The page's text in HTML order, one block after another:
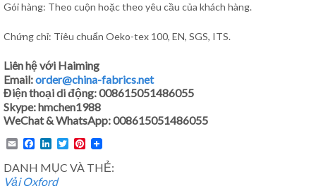
Gói hàng: Theo cuộn hoặc theo yêu cầu của khách hàng.
Chứng chỉ: Tiêu chuẩn Oeko-tex 100, EN, SGS, ITS.
Liên hệ với Haiming
Email:order@china-fabrics.net
Điện thoại di động: 008615051486055
Skype: hmchen1988
WeChat & WhatsApp: 008615051486055
EmailFacebook
LinkedIn
TwitterPinterest
DANH MỤC VÀ THẺ:
Vải Oxford